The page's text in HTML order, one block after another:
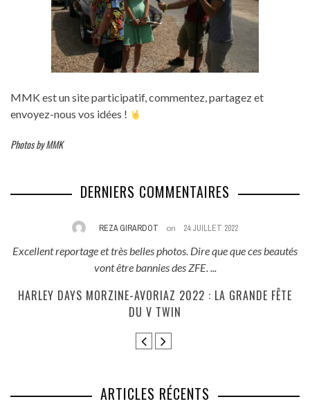
MMK est un site participatif, commentez, partagez et
envoyez-nous vos idées !
Photos by MMK
DERNIERS COMMENTAIRES
Dire que que ces beautés
: LA GRANDE FÊTE
MMK
Il n'est hélas pas possible de filmer tous les
une video d'une
LES RÉTROPÉTARADES INVESTISSENT
ARTICLES RÉCENTS